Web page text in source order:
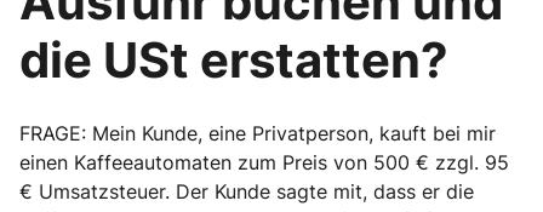
die USt erstatten?
FRAGE: Mein Kunde, eine Privatperson, kauft bei mir
einen Kaffeeautomaten zum Preis von 500 € zzgl. 95
€ Umsatzsteuer. Der Kunde sagte mit, dass er die